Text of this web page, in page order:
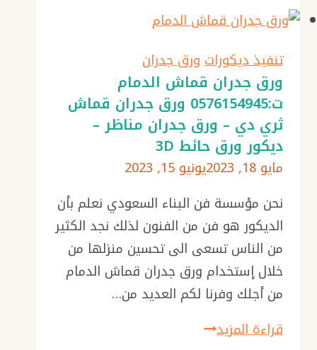
بالشرقية
0576154945
طباعة
ورق
حائط
–
ورق
حائط
مودرن
اشكال
ورق
جدران
–
تنفيذ ديكورات ورق جدران
ورق جدران قماش الدمام
ت:0576154945 ورق جدران قماش
ثري دي – ورق جدران مناظر –
ديكور ورق حائط 3D
مايو 18, 2023
يونيو 15, 2023
نحن مؤسسة فن البناء السعودي نعلم بأن
الديكور هو فن من الفنون لذلك نجد الكثير
من الناس تسعى الى تحسين منزلها من
خلال إستخدام ورق جدران قماش الدمام
من أجلك وفرنا لكم العديد من…
قراءة المزيدورق